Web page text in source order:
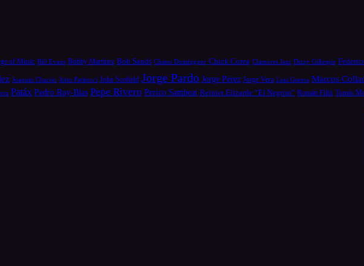
of Music Bill Evans Bobby Martínez Bob Sands Chano Domínguez Chick Corea Clamores Jazz Dizzy Gillespie
Joaquin Chacón John Patitucci John Scofield Jorge Pardo Jorge Pérez Jorge Vera Luis Guerra Marcos
Patáx Pedro Ruy-Blas Pepe Rivero Perico Sambeat Reinier Elizarde “El Negrón” Román Filiú Tomás